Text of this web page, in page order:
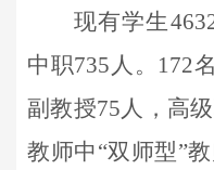
现有学生463
中职735 人。 172
副教授75人，高
教师中“双师型”